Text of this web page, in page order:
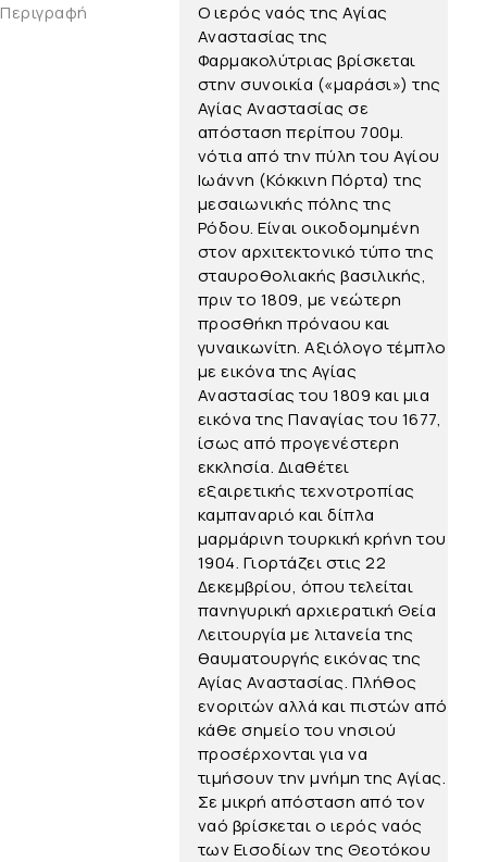
Περιγραφή
Ο ιερός ναός της Αγίας
Αναστασίας της
Φαρμακολύτριας βρίσκεται
στην συνοικία («μαράσι») της
Αγίας Αναστασίας σε
απόσταση περίπου 700μ.
νότια από την πύλη του Αγίου
Ιωάννη (Κόκκινη Πόρτα) της
μεσαιωνικής πόλης της
Ρόδου. Είναι οικοδομημένη
στον αρχιτεκτονικό τύπο της
σταυροθολιακής βασιλικής,
πριν το 1809, με νεώτερη
προσθήκη πρόναου και
γυναικωνίτη. Αξιόλογο τέμπλο
με εικόνα της Αγίας
Αναστασίας του 1809 και μια
εικόνα της Παναγίας του 1677,
ίσως από προγενέστερη
εκκλησία. Διαθέτει
εξαιρετικής τεχνοτροπίας
καμπαναριό και δίπλα
μαρμάρινη τουρκική κρήνη του
1904. Γιορτάζει στις 22
Δεκεμβρίου, όπου τελείται
πανηγυρική αρχιερατική Θεία
Λειτουργία με λιτανεία της
θαυματουργής εικόνας της
Αγίας Αναστασίας. Πλήθος
ενοριτών αλλά και πιστών από
κάθε σημείο του νησιού
προσέρχονται για να
τιμήσουν την μνήμη της Αγίας.
Σε μικρή απόσταση από τον
ναό βρίσκεται ο ιερός ναός
των Εισοδίων της Θεοτόκου